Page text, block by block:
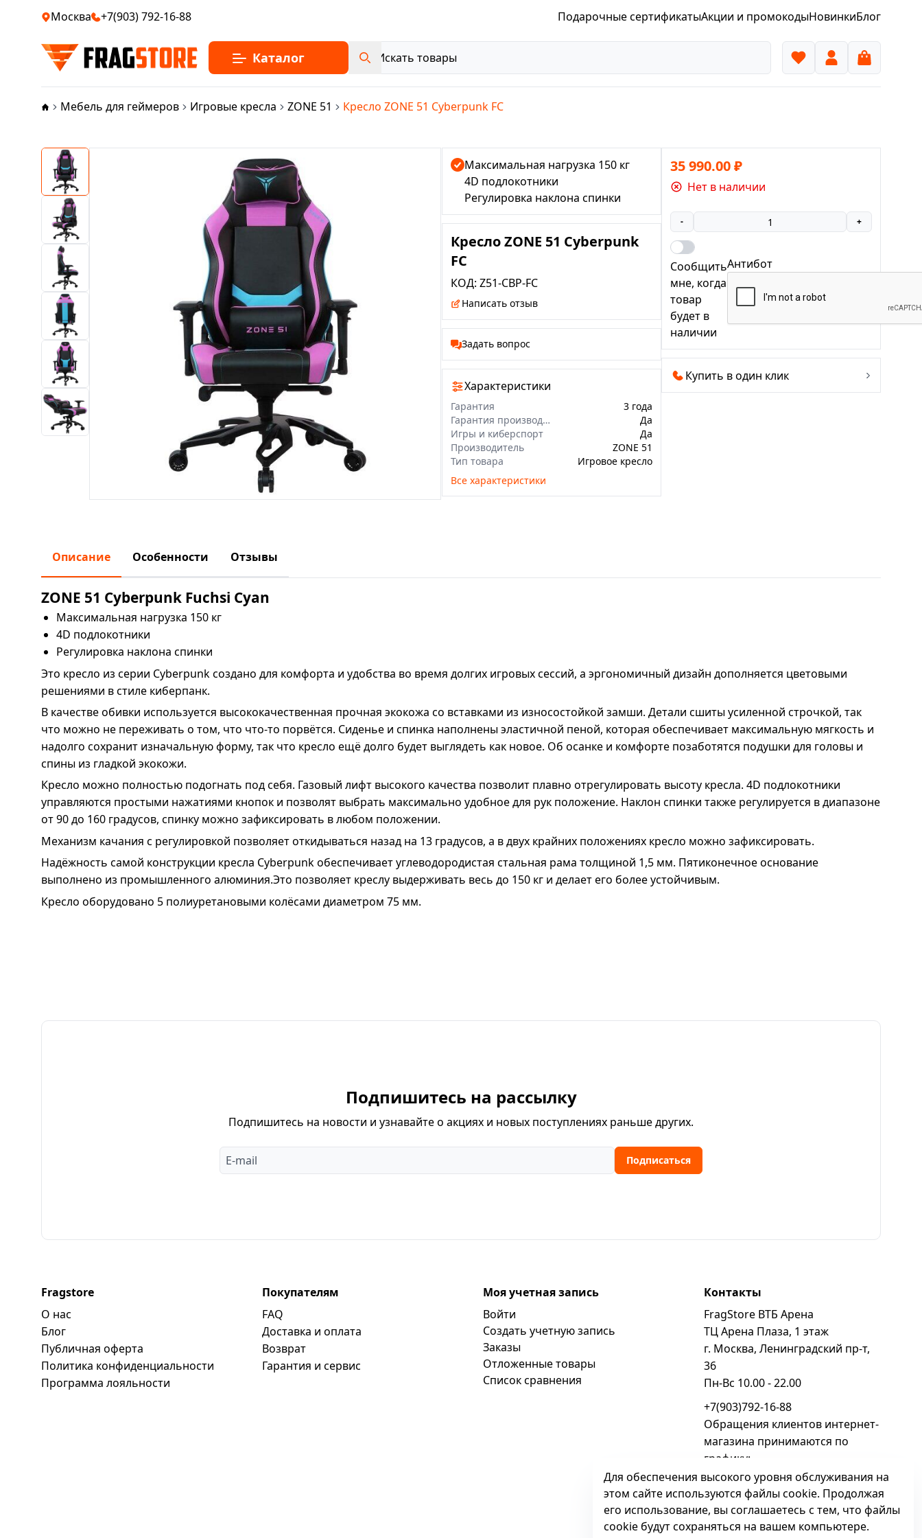
Москва +7(903) 792-16-88 Подарочные сертификатыАкции и промокодыНовинкиБлог
Каталог
Мебель для геймеров Игровые кресла ZONE 51 Кресло ZONE 51 Cyberpunk FC
Максимальная нагрузка 150 кг
4D подлокотники
Регулировка наклона спинки
Кресло ZONE 51 Cyberpunk
FC
КОД: Z51-CBP-FC
Написать отзыв
Задать вопрос
Характеристики
Гарантия
3 года
Гарантия производителя
Да
Игры и киберспорт
Да
Производитель
ZONE 51
Тип товара
Игровое кресло
Все характеристики
35 990.00₽
Нет в наличии
- +
Сообщить
мне, когда
товар
будет в
наличии
Антибот
Купить в один клик
Описание Особенности Отзывы
ZONE 51 Cyberpunk Fuchsi Cyan
Максимальная нагрузка 150 кг
4D подлокотники
Регулировка наклона спинки
Это кресло из серии Cyberpunk создано для комфорта и удобства во время долгих игровых сессий, а эргономичный дизайн дополняется цветовыми
решениями в стиле киберпанк.
В качестве обивки используется высококачественная прочная экокожа со вставками из износостойкой замши. Детали сшиты усиленной строчкой, так
что можно не переживать о том, что что-то порвётся. Сиденье и спинка наполнены эластичной пеной, которая обеспечивает максимальную мягкость и
надолго сохранит изначальную форму, так что кресло ещё долго будет выглядеть как новое. Об осанке и комфорте позаботятся подушки для головы и
спины из гладкой экокожи.
Кресло можно полностью подогнать под себя. Газовый лифт высокого качества позволит плавно отрегулировать высоту кресла. 4D подлокотники
управляются простыми нажатиями кнопок и позволят выбрать максимально удобное для рук положение. Наклон спинки также регулируется в диапазоне
от 90 до 160 градусов, спинку можно зафиксировать в любом положении.
Механизм качания с регулировкой позволяет откидываться назад на 13 градусов, а в двух крайних положениях кресло можно зафиксировать.
Надёжность самой конструкции кресла Cyberpunk обеспечивает углеводородистая стальная рама толщиной 1,5 мм. Пятиконечное основание
выполнено из промышленного алюминия.Это позволяет креслу выдерживать весь до 150 кг и делает его более устойчивым.
Кресло оборудовано 5 полиуретановыми колёсами диаметром 75 мм.
Подпишитесь на рассылку
Подпишитесь на новости и узнавайте о акциях и новых поступлениях раньше других.
Подписаться
Fragstore
О нас
Блог
Публичная оферта
Политика конфиденциальности
Программa лояльности
Покупателям
FAQ
Доставка и оплата
Возврат
Гарантия и сервис
Моя учетная запись
Войти
Создать учетную запись
Заказы
Отложенные товары
Список сравнения
Контакты
FragStore ВТБ Арена
ТЦ Арена Плаза, 1 этаж
г. Москва, Ленинградский пр-т,
36
Пн-Вс 10.00 - 22.00
+7(903)792-16-88
Обращения клиентов интернет-
магазина принимаются по
графику:
Пн - Вс 10.00 - 22.00
sales@fragstore.ru
Посмотреть на карте
Для обеспечения высокого уровня обслуживания на
этом сайте используются файлы cookie. Продолжая
его использование, вы соглашаетесь с тем, что файлы
cookie будут сохраняться на вашем компьютере.